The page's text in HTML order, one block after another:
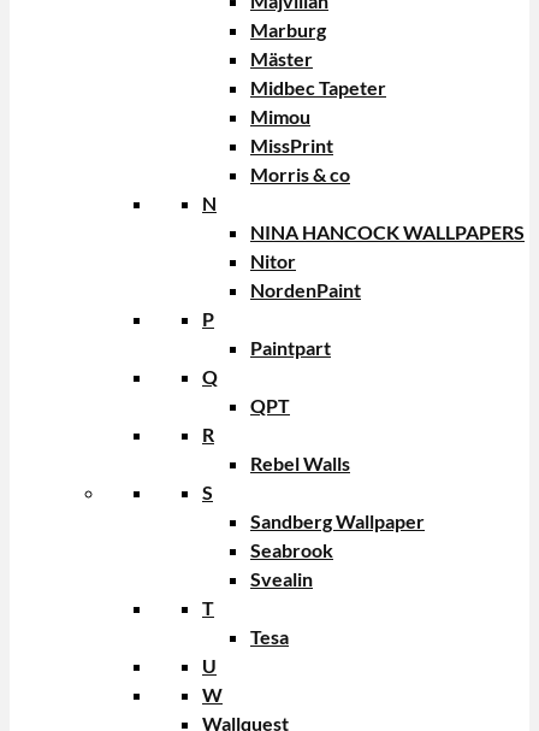
Marburg
Mäster
Midbec Tapeter
Mimou
MissPrint
Morris & co
N
NINA HANCOCK WALLPAPERS
Nitor
NordenPaint
P
Paintpart
Q
QPT
R
Rebel Walls
S
Sandberg Wallpaper
Seabrook
Svealin
T
Tesa
U
W
Wallquest